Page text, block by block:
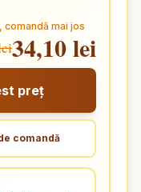
mai jos
34,10 lei
preț
comandă